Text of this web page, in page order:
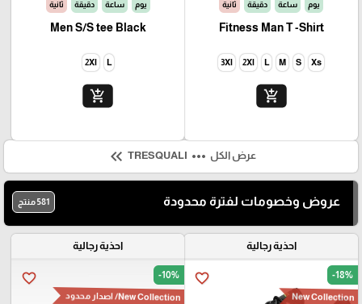
يوم
ساعة
دقيقة
ثانية
Fitness Man T -Shirt
Xs
S
M
L
2Xl
3Xl
add_shopping_cart
يوم
ساعة
دقيقة
ثانية
Men S/S tee Black
L
2Xl
add_shopping_cart
عرض الكل more_horiz
keyboard_double_arrow_left
عروض وخصومات لفترة محدودة 581 منتج
احذية رجالية
favorite_border -18%
New Collection
احذية رجالية
favorite_border -10%
New Collection/ اصدار محدود